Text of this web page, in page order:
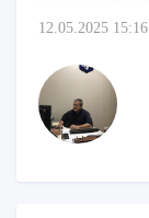
12.05.2025 15:16